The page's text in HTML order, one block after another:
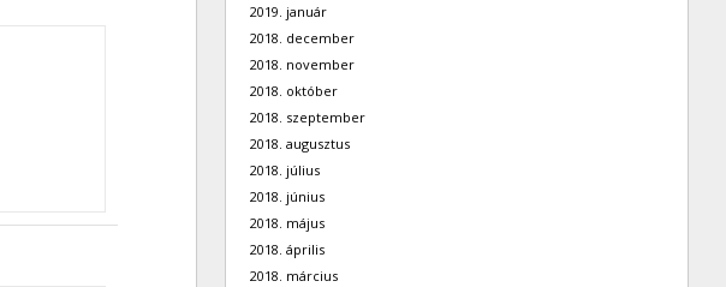
2019. január
2018. december
2018. november
2018. október
2018. szeptember
2018. augusztus
2018. július
2018. június
2018. május
2018. április
2018. március